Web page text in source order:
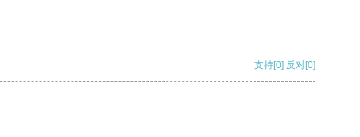
支持[0] 反对[0]